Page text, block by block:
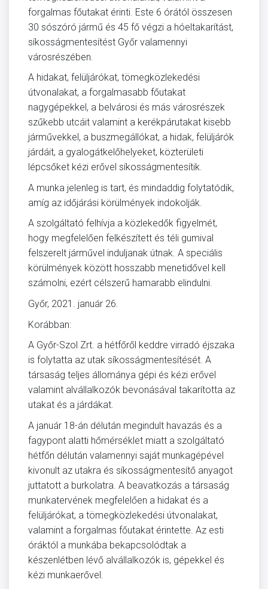
forgalmas főutakat érinti. Este 6 órától összesen
30 sószóró jármű és 45 fő végzi a hóeltakarítást,
síkosságmentesítést Győr valamennyi
városrészében.
A hidakat, felüljárókat, tömegközlekedési
útvonalakat, a forgalmasabb főutakat
nagygépekkel, a belvárosi és más városrészek
szűkebb utcáit valamint a kerékpárutakat kisebb
járművekkel, a buszmegállókat, a hidak, felüljárók
járdáit, a gyalogátkelőhelyeket, közterületi
lépcsőket kézi erővel síkosságmentesítik.
A munka jelenleg is tart, és mindaddig folytatódik,
amíg az időjárási körülmények indokolják.
A szolgáltató felhívja a közlekedők figyelmét,
hogy megfelelően felkészített és téli gumival
felszerelt járművel induljanak útnak. A speciális
körülmények között hosszabb menetidővel kell
számolni, ezért célszerű hamarabb elindulni.
Győr, 2021. január 26.
Korábban:
A Győr-Szol Zrt. a hétfőről keddre virradó éjszaka
is folytatta az utak síkosságmentesítését. A
társaság teljes állománya gépi és kézi erővel
valamint alvállalkozók bevonásával takarította az
utakat és a járdákat.
A január 18-án délután megindult havazás és a
fagypont alatti hőmérséklet miatt a szolgáltató
hétfőn délután valamennyi saját munkagépével
kivonult az utakra és síkosságmentesítő anyagot
juttatott a burkolatra. A beavatkozás a társaság
munkatervének megfelelően a hidakat és a
felüljárókat, a tömegközlekedési útvonalakat,
valamint a forgalmas főutakat érintette. Az esti
óráktól a munkába bekapcsolódtak a
készenlétben lévő alvállalkozók is, gépekkel és
kézi munkaerővel.